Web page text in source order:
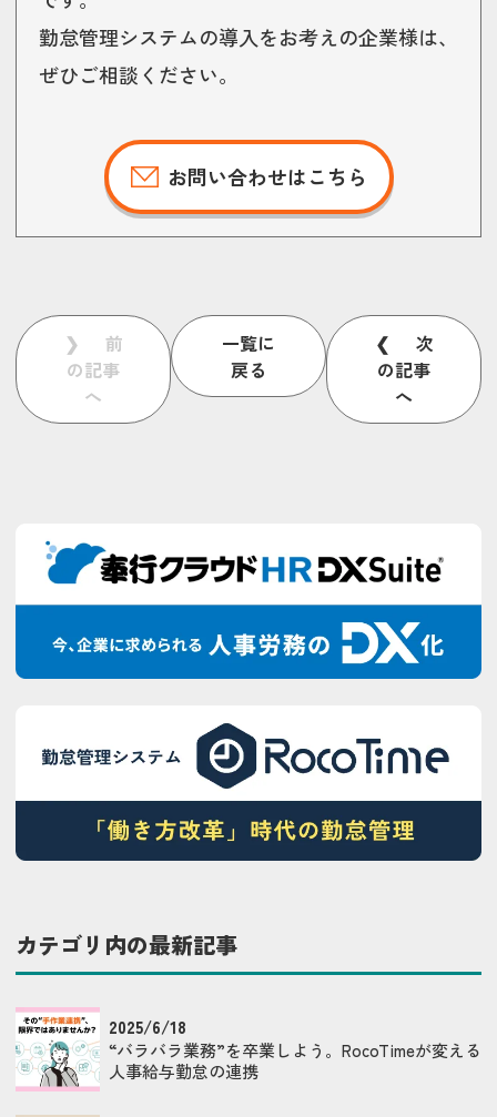
勤怠管理システムの導入をお考えの企業様は、
ぜひご相談ください。
お問い合わせはこちら
前
の記事
へ
一覧に
戻る
次
の記事
へ
カテゴリ内の最新記事
2025/6/18
“バラバラ業務”を卒業しよう。RocoTimeが変える
人事給与勤怠の連携